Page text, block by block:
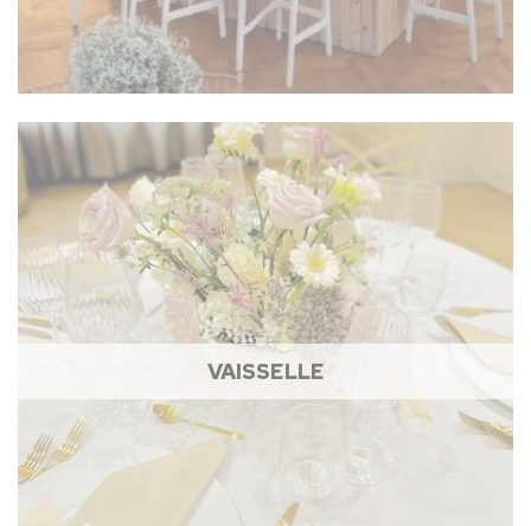
VAISSELLE